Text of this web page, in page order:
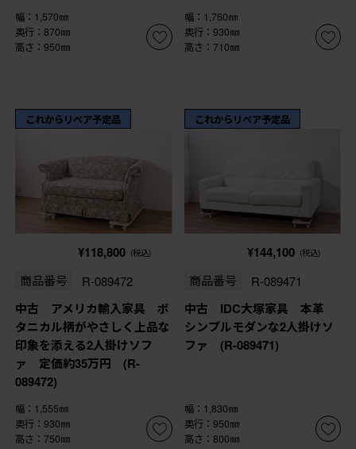
幅：1,570㎜
奥行：870㎜
高さ：950㎜
幅：1,760㎜
奥行：930㎜
高さ：710㎜
これからリペア予定品
¥118,800 (税込)
商品番号 R-089472
中古 アメリカ輸入家具 ボ
タニカル柄がやさしく上品な
印象を添える2人掛けソフ
ァ 定価約35万円 (R-
089472)
幅：1,555㎜
奥行：930㎜
高さ：750㎜
これからリペア予定品
¥144,100 (税込)
商品番号 R-089471
中古 IDC大塚家具 本革
シンプルモダンな2人掛けソ
ファ (R-089471)
幅：1,830㎜
奥行：950㎜
高さ：800㎜